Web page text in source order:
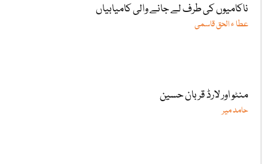
ناکامیوں کی طرف لے جانے والی کامیابیاں
عطا ء الحق قاسمی
منٹو اور لارڈ قربان حسین
حامد میر